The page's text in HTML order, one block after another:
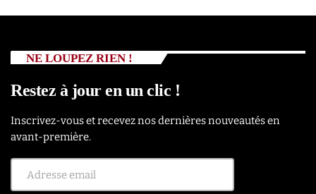
NE LOUPEZ RIEN !
Restez à jour en un clic !
Inscrivez-vous et recevez nos dernières nouveautés en
avant-première.